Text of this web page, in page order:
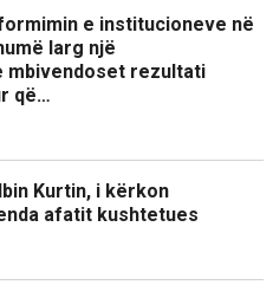
e institucioneve në
larg një
mbivendoset rezultati
që…
Kurtin, i kërkon
afatit kushtetues